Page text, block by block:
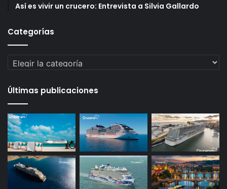
Así es vivir un crucero: Entrevista a Silvia Gallardo
Categorías
Categorías
Últimas publicaciones